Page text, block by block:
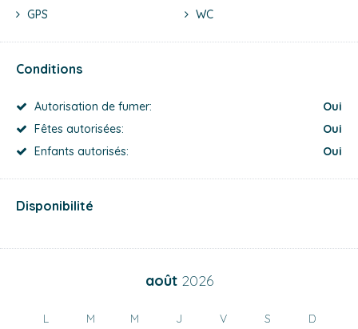
GPS
WC
Conditions
Autorisation de fumer:
Oui
Fêtes autorisées:
Oui
Enfants autorisés:
Oui
Disponibilité
août 2026
L M M J V S D